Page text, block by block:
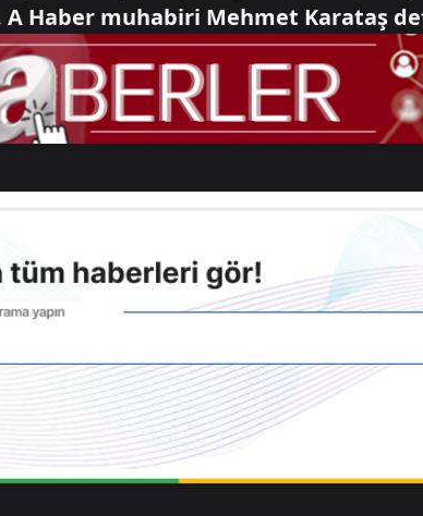
Haber muhabiri Mehmet Karataş